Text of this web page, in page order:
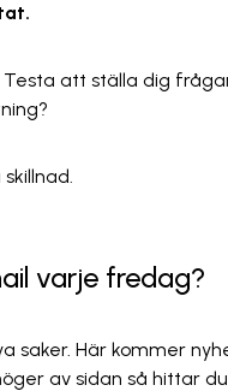
att ställa dig
varje fredag?
Här kommer
av sidan så hittar